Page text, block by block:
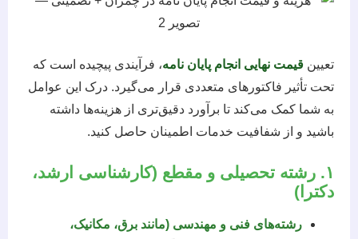
تعیین قیمت نهایی انجام پایان نامه، فرآیندی پیچیده است که
تحت تأثیر فاکتورهای متعددی قرار می‌گیرد. درک این عوامل
به شما کمک می‌کند تا برآورد دقیق‌تری از هزینه‌ها داشته
باشید و از شفافیت خدمات اطمینان حاصل کنید.
۱. رشته تحصیلی و مقطع (کارشناسی ارشد،
دکترا)
رشته‌های فنی و مهندسی (مانند برق، مکانیک،